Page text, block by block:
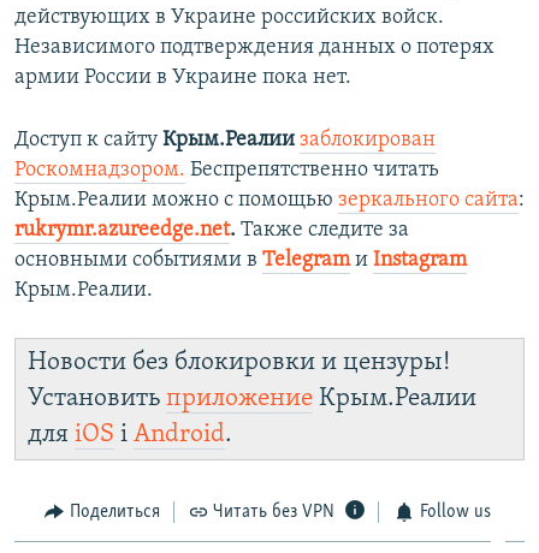
действующих в Украине российских войск.
Независимого подтверждения данных о потерях
армии России в Украине пока нет.
Доступ к сайту Крым.Реалии заблокирован
Роскомнадзором. Беспрепятственно читать
Крым.Реалии можно с помощью зеркального сайта:
rukrymr.azureedge.net. Также следите за
основными событиями в Telegramи Instagram
Крым.Реалии.
Новости без блокировки и цензуры!
Установить приложение Крым.Реалии
для iOS і Android.
Поделиться Читать без VPN Follow us